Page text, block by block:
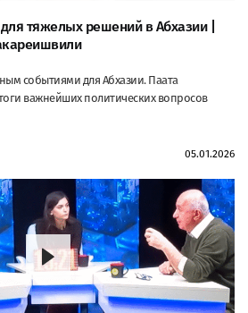
тяжелых решений в Абхазии |
событиями для Абхазии. Паата
важнейших политических вопросов
05.01.2026